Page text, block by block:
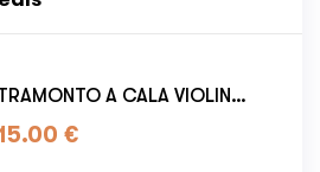
A CALA VIOLINA :
Photo Trek
€